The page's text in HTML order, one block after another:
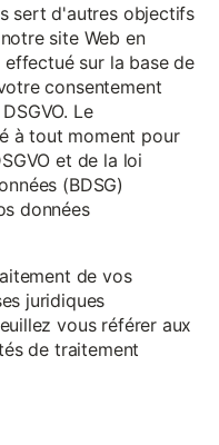
sert d'autres objectifs
site Web en
sur la base de
consentement
Le
à tout moment pour
et de la loi
(BDSG)
données
de vos
juridiques
vous référer aux
de traitement